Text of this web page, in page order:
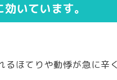
いています。
るほてりや動悸が急に